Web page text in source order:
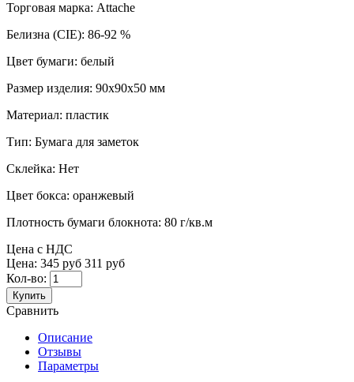
Торговая марка: Attache
Белизна (CIE): 86-92 %
Цвет бумаги: белый
Размер изделия: 90x90x50 мм
Материал: пластик
Тип: Бумага для заметок
Склейка: Нет
Цвет бокса: оранжевый
Плотность бумаги блокнота: 80 г/кв.м
Цена с НДС
Цена: 345 руб 311 руб
Кол-во:
Купить
Сравнить
Описание
Отзывы
Параметры